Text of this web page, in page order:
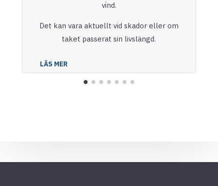
vind.
Det kan vara aktuellt vid skador eller om
taket passerat sin livslängd.
LÄS MER